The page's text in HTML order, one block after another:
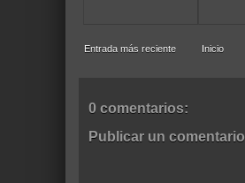
Entrada más reciente Inicio
0 comentarios:
Publicar un comentario